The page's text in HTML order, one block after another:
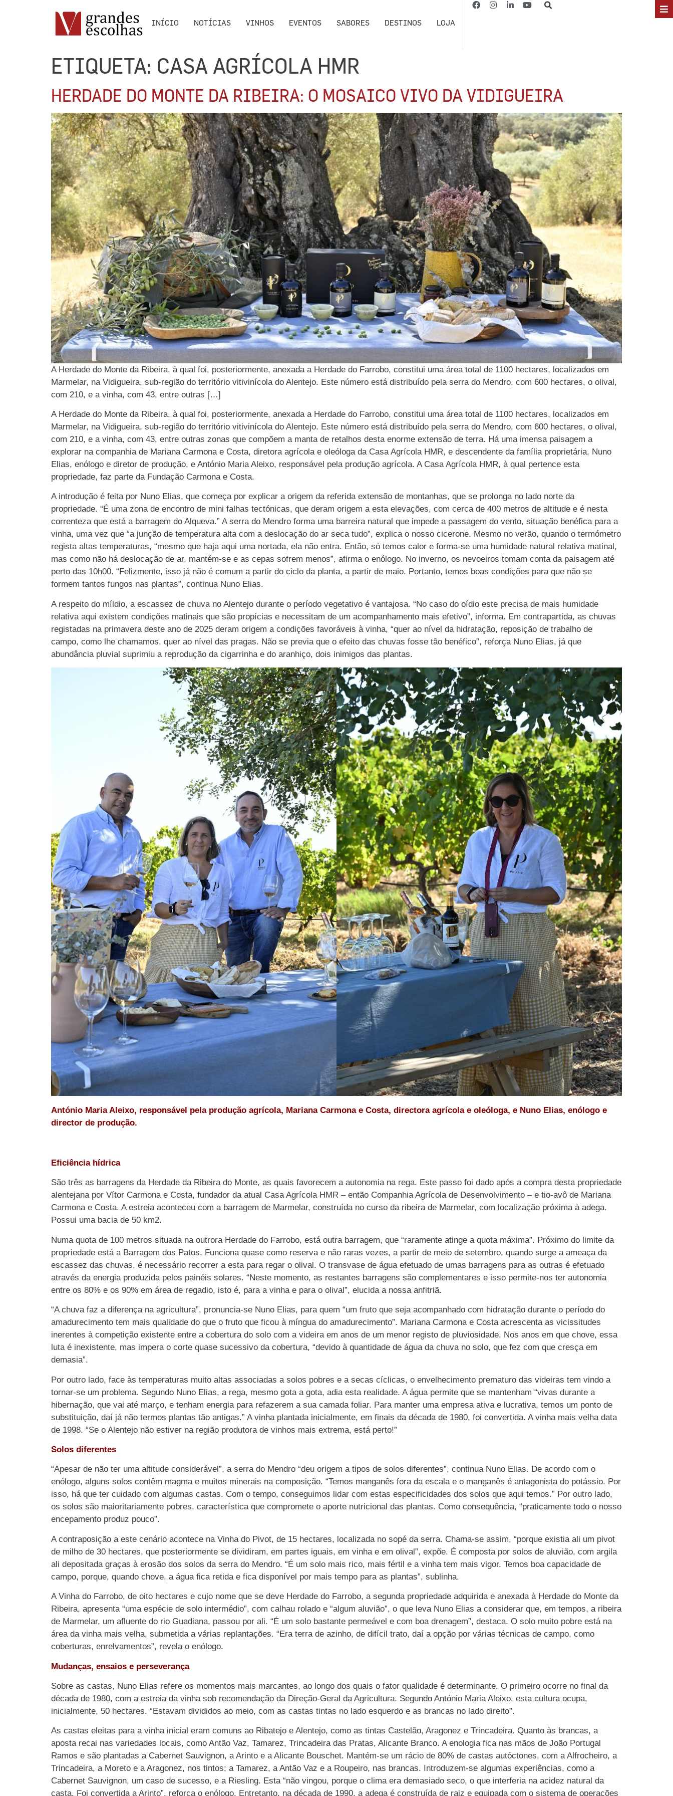
INÍCIO NOTÍCIAS VINHOS EVENTOS SABORES DESTINOS LOJA
ETIQUETA: CASA AGRÍCOLA HMR
HERDADE DO MONTE DA RIBEIRA: O MOSAICO VIVO DA VIDIGUEIRA
A Herdade do Monte da Ribeira, à qual foi, posteriormente, anexada a Herdade do Farrobo, constitui uma área total de 1100 hectares, localizados em
Marmelar, na Vidigueira, sub-região do território vitivinícola do Alentejo. Este número está distribuído pela serra do Mendro, com 600 hectares, o olival,
com 210, e a vinha, com 43, entre outras […]
A Herdade do Monte da Ribeira, à qual foi, posteriormente, anexada a Herdade do Farrobo, constitui uma área total de 1100 hectares, localizados em
Marmelar, na Vidigueira, sub-região do território vitivinícola do Alentejo. Este número está distribuído pela serra do Mendro, com 600 hectares, o olival,
com 210, e a vinha, com 43, entre outras zonas que compõem a manta de retalhos desta enorme extensão de terra. Há uma imensa paisagem a
explorar na companhia de Mariana Carmona e Costa, diretora agrícola e oleóloga da Casa Agrícola HMR, e descendente da família proprietária, Nuno
Elias, enólogo e diretor de produção, e António Maria Aleixo, responsável pela produção agrícola. A Casa Agrícola HMR, à qual pertence esta
propriedade, faz parte da Fundação Carmona e Costa.
A introdução é feita por Nuno Elias, que começa por explicar a origem da referida extensão de montanhas, que se prolonga no lado norte da
propriedade. “É uma zona de encontro de mini falhas tectónicas, que deram origem a esta elevações, com cerca de 400 metros de altitude e é nesta
correnteza que está a barragem do Alqueva.” A serra do Mendro forma uma barreira natural que impede a passagem do vento, situação benéfica para a
vinha, uma vez que “a junção de temperatura alta com a deslocação do ar seca tudo”, explica o nosso cicerone. Mesmo no verão, quando o termómetro
regista altas temperaturas, “mesmo que haja aqui uma nortada, ela não entra. Então, só temos calor e forma-se uma humidade natural relativa matinal,
mas como não há deslocação de ar, mantém-se e as cepas sofrem menos”, afirma o enólogo. No inverno, os nevoeiros tomam conta da paisagem até
perto das 10h00. “Felizmente, isso já não é comum a partir do ciclo da planta, a partir de maio. Portanto, temos boas condições para que não se
formem tantos fungos nas plantas”, continua Nuno Elias.
A respeito do míldio, a escassez de chuva no Alentejo durante o período vegetativo é vantajosa. “No caso do oídio este precisa de mais humidade
relativa aqui existem condições matinais que são propícias e necessitam de um acompanhamento mais efetivo”, informa. Em contrapartida, as chuvas
registadas na primavera deste ano de 2025 deram origem a condições favoráveis à vinha, “quer ao nível da hidratação, reposição de trabalho de
campo, como lhe chamamos, quer ao nível das pragas. Não se previa que o efeito das chuvas fosse tão benéfico”, reforça Nuno Elias, já que
abundância pluvial suprimiu a reprodução da cigarrinha e do aranhiço, dois inimigos das plantas.
António Maria Aleixo, responsável pela produção agrícola, Mariana Carmona e Costa, directora agrícola e oleóloga, e Nuno Elias, enólogo e
director de produção.
Eficiência hídrica
São três as barragens da Herdade da Ribeira do Monte, as quais favorecem a autonomia na rega. Este passo foi dado após a compra desta propriedade
alentejana por Vítor Carmona e Costa, fundador da atual Casa Agrícola HMR – então Companhia Agrícola de Desenvolvimento – e tio-avô de Mariana
Carmona e Costa. A estreia aconteceu com a barragem de Marmelar, construída no curso da ribeira de Marmelar, com localização próxima à adega.
Possui uma bacia de 50 km2.
Numa quota de 100 metros situada na outrora Herdade do Farrobo, está outra barragem, que “raramente atinge a quota máxima”. Próximo do limite da
propriedade está a Barragem dos Patos. Funciona quase como reserva e não raras vezes, a partir de meio de setembro, quando surge a ameaça da
escassez das chuvas, é necessário recorrer a esta para regar o olival. O transvase de água efetuado de umas barragens para as outras é efetuado
através da energia produzida pelos painéis solares. “Neste momento, as restantes barragens são complementares e isso permite-nos ter autonomia
entre os 80% e os 90% em área de regadio, isto é, para a vinha e para o olival”, elucida a nossa anfitriã.
“A chuva faz a diferença na agricultura”, pronuncia-se Nuno Elias, para quem “um fruto que seja acompanhado com hidratação durante o período do
amadurecimento tem mais qualidade do que o fruto que ficou à míngua do amadurecimento”. Mariana Carmona e Costa acrescenta as vicissitudes
inerentes à competição existente entre a cobertura do solo com a videira em anos de um menor registo de pluviosidade. Nos anos em que chove, essa
luta é inexistente, mas impera o corte quase sucessivo da cobertura, “devido à quantidade de água da chuva no solo, que fez com que cresça em
demasia”.
Por outro lado, face às temperaturas muito altas associadas a solos pobres e a secas cíclicas, o envelhecimento prematuro das videiras tem vindo a
tornar-se um problema. Segundo Nuno Elias, a rega, mesmo gota a gota, adia esta realidade. A água permite que se mantenham “vivas durante a
hibernação, que vai até março, e tenham energia para refazerem a sua camada foliar. Para manter uma empresa ativa e lucrativa, temos um ponto de
substituição, daí já não termos plantas tão antigas.” A vinha plantada inicialmente, em finais da década de 1980, foi convertida. A vinha mais velha data
de 1998. “Se o Alentejo não estiver na região produtora de vinhos mais extrema, está perto!”
Solos diferentes
“Apesar de não ter uma altitude considerável”, a serra do Mendro “deu origem a tipos de solos diferentes”, continua Nuno Elias. De acordo com o
enólogo, alguns solos contêm magma e muitos minerais na composição. “Temos manganês fora da escala e o manganês é antagonista do potássio. Por
isso, há que ter cuidado com algumas castas. Com o tempo, conseguimos lidar com estas especificidades dos solos que aqui temos.” Por outro lado,
os solos são maioritariamente pobres, característica que compromete o aporte nutricional das plantas. Como consequência, “praticamente todo o nosso
encepamento produz pouco”.
A contraposição a este cenário acontece na Vinha do Pivot, de 15 hectares, localizada no sopé da serra. Chama-se assim, “porque existia ali um pivot
de milho de 30 hectares, que posteriormente se dividiram, em partes iguais, em vinha e em olival”, expõe. É composta por solos de aluvião, com argila
ali depositada graças à erosão dos solos da serra do Mendro. “É um solo mais rico, mais fértil e a vinha tem mais vigor. Temos boa capacidade de
campo, porque, quando chove, a água fica retida e fica disponível por mais tempo para as plantas”, sublinha.
A Vinha do Farrobo, de oito hectares e cujo nome que se deve Herdade do Farrobo, a segunda propriedade adquirida e anexada à Herdade do Monte da
Ribeira, apresenta “uma espécie de solo intermédio”, com calhau rolado e “algum aluvião”, o que leva Nuno Elias a considerar que, em tempos, a ribeira
de Marmelar, um afluente do rio Guadiana, passou por ali. “É um solo bastante permeável e com boa drenagem”, destaca. O solo muito pobre está na
área da vinha mais velha, submetida a várias replantações. “Era terra de azinho, de difícil trato, daí a opção por várias técnicas de campo, como
coberturas, enrelvamentos”, revela o enólogo.
Mudanças, ensaios e perseverança
Sobre as castas, Nuno Elias refere os momentos mais marcantes, ao longo dos quais o fator qualidade é determinante. O primeiro ocorre no final da
década de 1980, com a estreia da vinha sob recomendação da Direção-Geral da Agricultura. Segundo António Maria Aleixo, esta cultura ocupa,
inicialmente, 50 hectares. “Estavam divididos ao meio, com as castas tintas no lado esquerdo e as brancas no lado direito”.
As castas eleitas para a vinha inicial eram comuns ao Ribatejo e Alentejo, como as tintas Castelão, Aragonez e Trincadeira. Quanto às brancas, a
aposta recai nas variedades locais, como Antão Vaz, Tamarez, Trincadeira das Pratas, Alicante Branco. A enologia fica nas mãos de João Portugal
Ramos e são plantadas a Cabernet Sauvignon, a Arinto e a Alicante Bouschet. Mantém-se um rácio de 80% de castas autóctones, com a Alfrocheiro, a
Trincadeira, a Moreto e a Aragonez, nos tintos; a Tamarez, a Antão Vaz e a Roupeiro, nas brancas. Introduzem-se algumas experiências, como a
Cabernet Sauvignon, um caso de sucesso, e a Riesling. Esta “não vingou, porque o clima era demasiado seco, o que interferia na acidez natural da
casta. Foi convertida a Arinto”, reforça o enólogo. Entretanto, na década de 1990, a adega é construída de raiz e equipada com o sistema de operações